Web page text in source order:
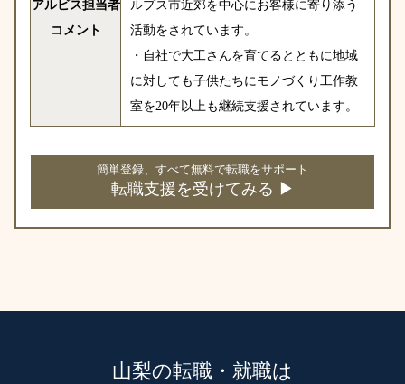
アルビス担当者
コメント
ルプス市近郊を中心にお客様に寄り添う
活動をされています。
・自社で大工さんを育てるとともに地域
に対しても子供たちにモノづくり工作教
室を20年以上も継続支援されています。
簡単登録、すべて無料で転職をサポート
転職支援を受けてみる ▶
山梨の転職・就職は